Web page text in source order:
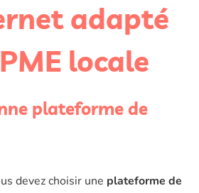
adapté
locale
plateforme de
devez choisir une plateforme de